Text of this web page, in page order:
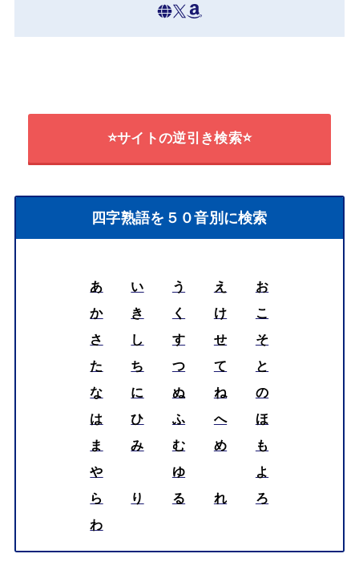
⭐サイトの逆引き検索⭐
四字熟語を５０音別に検索
あ い う え
お
か
き く け
こ
さ
し す せ
そ
た
ち つ て
と
な
に ぬ ね
の
は
ひ ふ へ
ほ
ま
み む め
も
や
ゆ
よ
ら
り る れ
ろ
わ